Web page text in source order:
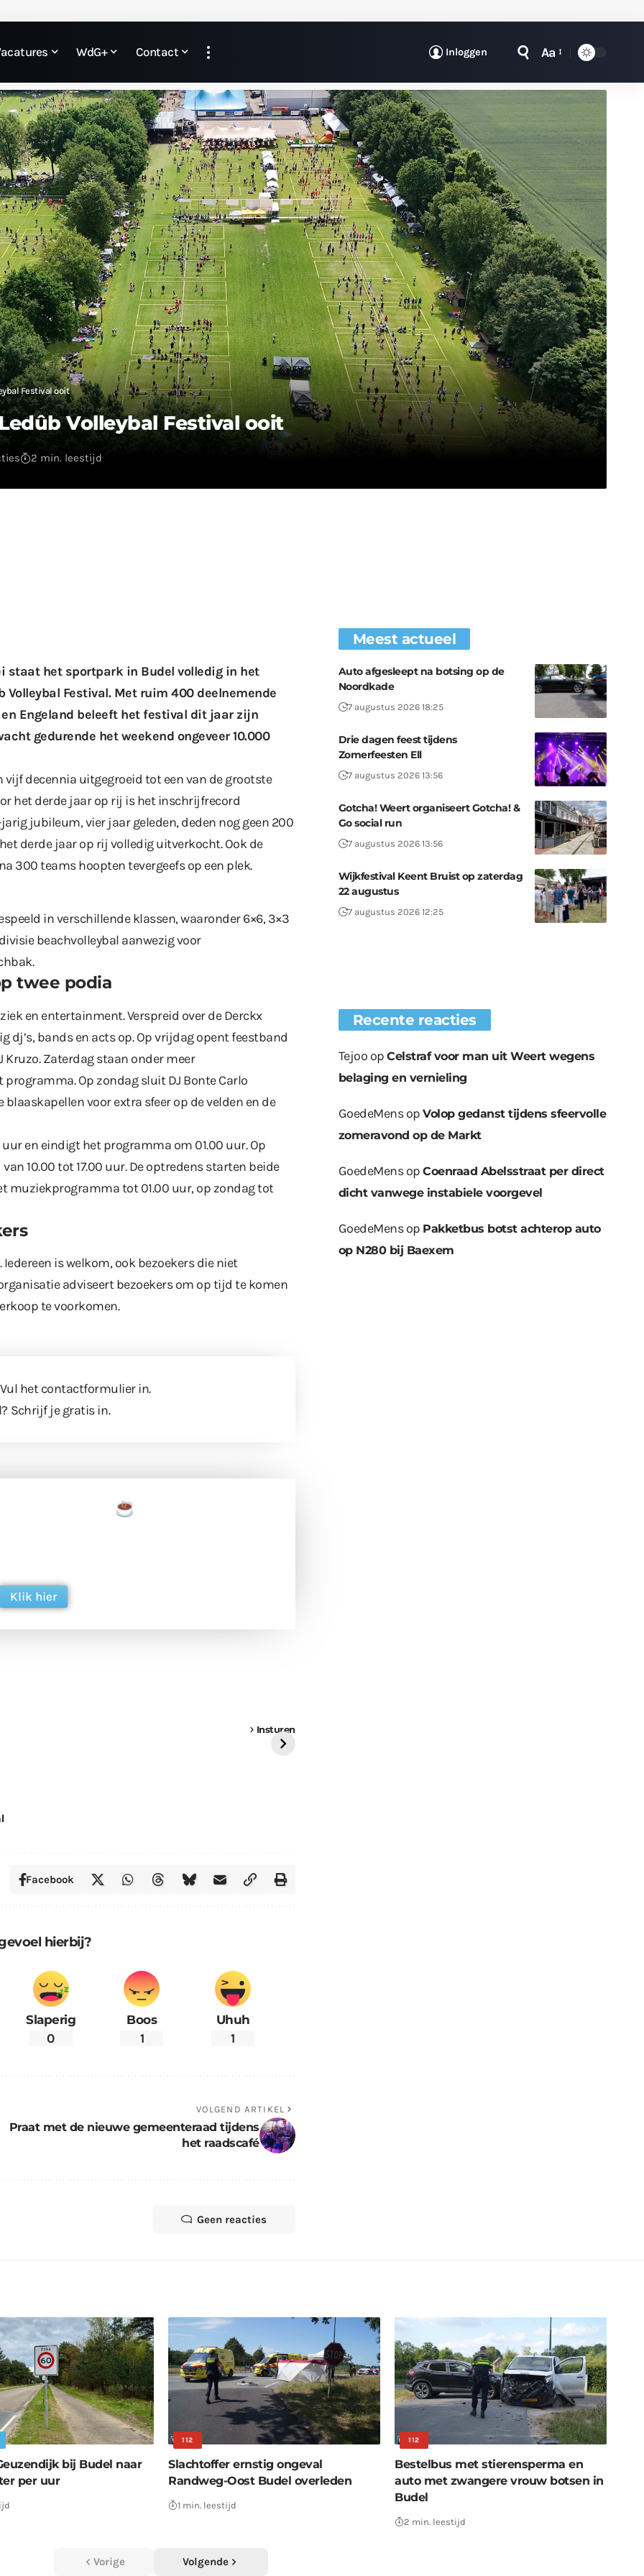
WdG+ Contact Inloggen Aa
Festival ooit
Volleybal Festival ooit
2 min. leestijd
staat het sportpark in Budel volledig in het
Festival. Met ruim 400 deelnemende
Engeland beleeft het festival dit jaar zijn
gedurende het weekend ongeveer 10.000
vijf decennia uitgegroeid tot een van de grootste
het derde jaar op rij is het inschrijfrecord
jubileum, vier jaar geleden, deden nog geen 200
derde jaar op rij volledig uitverkocht. Ook de
300 teams hoopten tevergeefs op een plek.
in verschillende klassen, waaronder 6×6, 3×3
beachvolleybal aanwezig voor
twee podia
en entertainment. Verspreid over de Derckx
dj’s, bands en acts op. Op vrijdag opent feestband
Kruzo. Zaterdag staan onder meer
Op zondag sluit DJ Bonte Carlo
voor extra sfeer op de velden en de
en eindigt het programma om 01.00 uur. Op
10.00 tot 17.00 uur. De optredens starten beide
muziekprogramma tot 01.00 uur, op zondag tot
is welkom, ook bezoekers die niet
adviseert bezoekers om op tijd te komen
te voorkomen.
het contactformulierin.
Schrijf je gratis in.
Klik hier
Insturen
Facebook
hierbij?
Slaperig
0
Boos
1
Uhuh
1
VOLGEND ARTIKEL
Praat met de nieuwe gemeenteraad tijdens
het raadscafé
Geen reacties
Meest actueel
Auto afgesleept na botsing op de
Noordkade
7 augustus 2026 18:25
Drie dagen feest tijdens
Zomerfeesten Ell
7 augustus 2026 13:56
Gotcha! Weert organiseert Gotcha! &
Go social run
7 augustus 2026 13:56
Wijkfestival Keent Bruist op zaterdag
22 augustus
7 augustus 2026 12:25
Recente reacties
Tejoo opCelstraf voor man uit Weert wegens
belaging en vernieling
GoedeMensopVolop gedanst tijdens sfeervolle
zomeravond op de Markt
GoedeMensopCoenraad Abelsstraat per direct
dicht vanwege instabiele voorgevel
GoedeMensop Pakketbus botst achterop auto
op N280 bij Baexem
bij Budel naar
per uur
112
Slachtoffer ernstig ongeval
Randweg-Oost Budel overleden
1 min. leestijd
112
Bestelbus met stierensperma en
auto met zwangere vrouw botsen in
Budel
2 min. leestijd
Vorige Volgende